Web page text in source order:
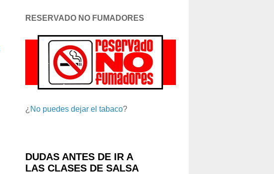
RESERVADO NO FUMADORES
¿ No puedes dejar el tabaco?
DUDAS ANTES DE IR A
LAS CLASES DE SALSA